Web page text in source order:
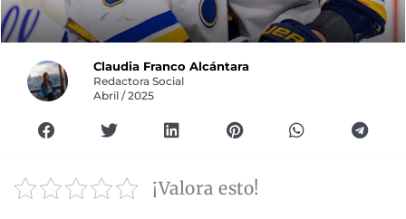
Claudia Franco Alcántara
Redactora Social
Abril / 2025
¡Valora esto!